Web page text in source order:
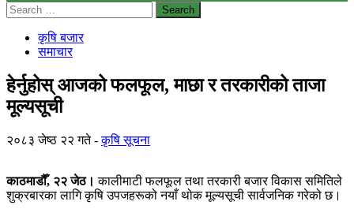
Search
for:
कृषि बजार
समाचार
हेर्नुहोस् आजको फलफूल, माछा र तरकारीको ताजा
मूल्यसूची
२०८३ जेष्ठ २२ गते कृषि सूचना
काठमाडौँ, २२ जेठ। कालीमाटी फलफूल तथा तरकारी बजार विकास समितिले
शुक्रबारका लागि कृषि उपजहरूको नयाँ थोक मूल्यसूची सार्वजनिक गरेको छ।